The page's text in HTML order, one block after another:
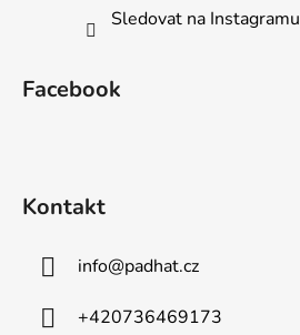
Sledovat na Instagramu
Facebook
Kontakt
info@padhat.cz
+420736469173